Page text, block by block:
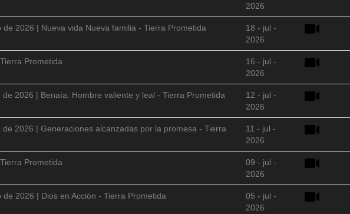
2026
2026 | Nueva vida Nueva familia - Tierra Prometida
18 - jul -
2026
Prometida
16 - jul -
2026
de 2026 | Benaía: Hombre valiente y leal - Tierra Prometida
12 - jul -
2026
2026 | Generaciones alcanzadas por la promesa - Tierra
11 - jul -
2026
Prometida
09 - jul -
2026
2026 | Dios en Acción - Tierra Prometida
05 - jul -
2026